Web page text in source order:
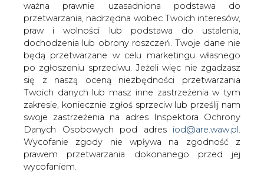
ważna prawnie uzasadniona podstawa do
przetwarzania, nadrzędna wobec Twoich interesów,
praw i wolności lub podstawa do ustalenia,
dochodzenia lub obrony roszczeń. Twoje dane nie
będą przetwarzane w celu marketingu własnego
po zgłoszeniu sprzeciwu. Jeżeli więc nie zgadzasz
się z naszą oceną niezbędności przetwarzania
Twoich danych lub masz inne zastrzeżenia w tym
zakresie, koniecznie zgłoś sprzeciw lub prześlij nam
swoje zastrzeżenia na adres Inspektora Ochrony
Danych Osobowych pod adres iod@are.waw.pl
Wycofanie zgody nie wpływa na zgodność z
prawem przetwarzania dokonanego przed jej
wycofaniem.
Nielegalnie pobierana energia może sięgnąć nawet 3 mln
MWh, co stanowi niemal 3 proc. rocznej sprzedaży prądu
w Polsce. Przedstawiciele dystrybutorów energii zwracają
uwagę, że uciążliwość procederu nie kończy się na
samym braku opłat, dochodzi do tego kradzież i
uszkodzenia kosztownych elementów infrastruktury.
Najprostszym sposobem zapobieżenia kradzieżom jest
odłączanie od sieci nieuczciwych odbiorców, co nie jest
możliwe w przypadku starych instalacji elektrycznych.
Według przedstawicieli dystrybutorów prąd kradną
głównie użytkownicy indywidualni. Robią to rozmaitymi
sposobami: od wpinania się do kabla przed licznikiem po
blokowanie urządzenia pomiarowego. Jednak proceder